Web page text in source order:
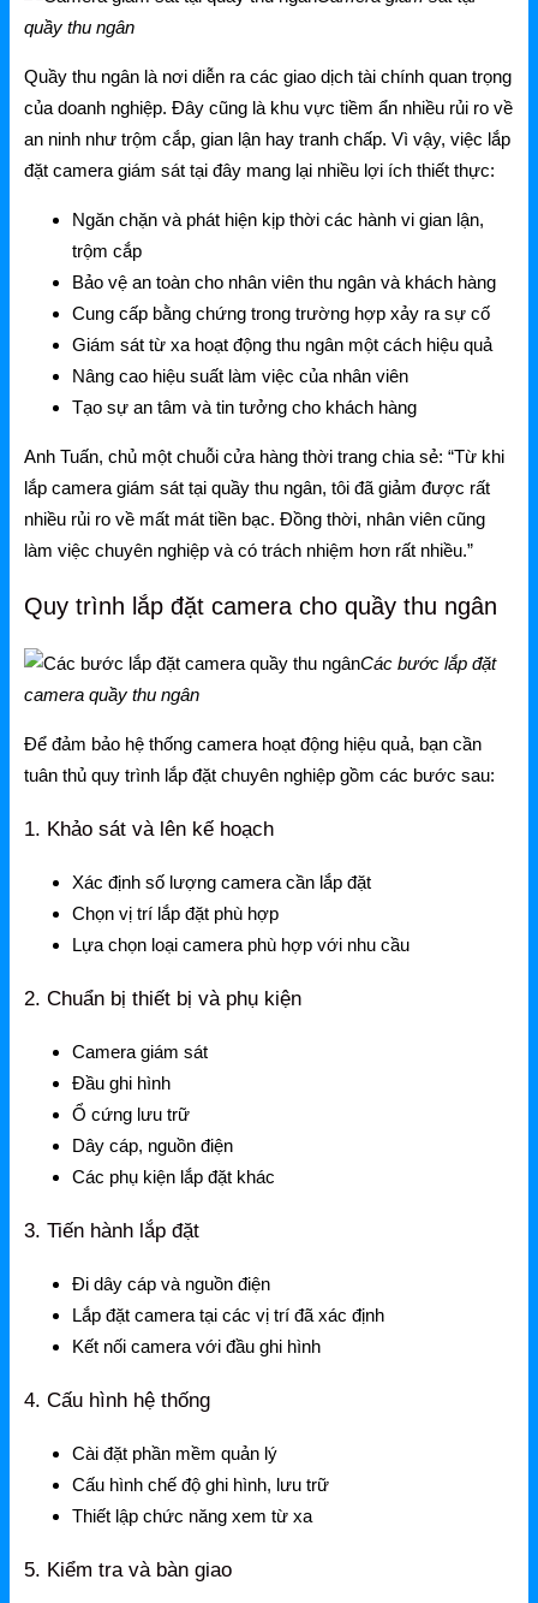
NetMax Switch
NetMax WiFi
Phụ Kiện NetMax
Huawei
Huawei Router WiFi
Huawei WiFi 4G/5G
Huawei eKitEngine
Phụ Kiện Huawei
WAC
Mercusys
Mercusys Router WiFi
Mercusys 4G
Linksys
Linksys Switch
Linksys WiFi
Phụ kiện Linksys
H3C
Wireless
Gateway
Switch
Home Router WiFi
EnGenius
EnGenius Router
EnGenius WiFi
Phụ kiện EnGenius
EnGenius Controller
Ruijie
quầy thu ngân
Quầy thu ngân là nơi diễn ra các giao dịch tài chính quan trọng
của doanh nghiệp. Đây cũng là khu vực tiềm ẩn nhiều rủi ro về
an ninh như trộm cắp, gian lận hay tranh chấp. Vì vậy, việc lắp
đặt camera giám sát tại đây mang lại nhiều lợi ích thiết thực:
Ngăn chặn và phát hiện kịp thời các hành vi gian lận,
trộm cắp
Bảo vệ an toàn cho nhân viên thu ngân và khách hàng
Cung cấp bằng chứng trong trường hợp xảy ra sự cố
Giám sát từ xa hoạt động thu ngân một cách hiệu quả
Nâng cao hiệu suất làm việc của nhân viên
Tạo sự an tâm và tin tưởng cho khách hàng
Anh Tuấn, chủ một chuỗi cửa hàng thời trang chia sẻ: “Từ khi
lắp camera giám sát tại quầy thu ngân, tôi đã giảm được rất
nhiều rủi ro về mất mát tiền bạc. Đồng thời, nhân viên cũng
làm việc chuyên nghiệp và có trách nhiệm hơn rất nhiều.”
Quy trình lắp đặt camera cho quầy thu ngân
Các bước lắp đặt
camera quầy thu ngân
Để đảm bảo hệ thống camera hoạt động hiệu quả, bạn cần
tuân thủ quy trình lắp đặt chuyên nghiệp gồm các bước sau:
1. Khảo sát và lên kế hoạch
Xác định số lượng camera cần lắp đặt
Chọn vị trí lắp đặt phù hợp
Lựa chọn loại camera phù hợp với nhu cầu
2. Chuẩn bị thiết bị và phụ kiện
Camera giám sát
Đầu ghi hình
Ổ cứng lưu trữ
Dây cáp, nguồn điện
Các phụ kiện lắp đặt khác
3. Tiến hành lắp đặt
Đi dây cáp và nguồn điện
Lắp đặt camera tại các vị trí đã xác định
Kết nối camera với đầu ghi hình
4. Cấu hình hệ thống
Cài đặt phần mềm quản lý
Cấu hình chế độ ghi hình, lưu trữ
Thiết lập chức năng xem từ xa
5. Kiểm tra và bàn giao